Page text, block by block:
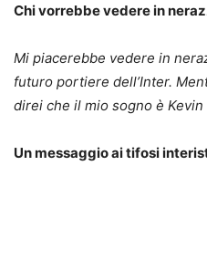
Chi vorrebbe vedere in
Mi piacerebbe vedere in
futuro portiere dell’Inter.
direi che il mio sogno è Kevin
Un messaggio ai tifosi